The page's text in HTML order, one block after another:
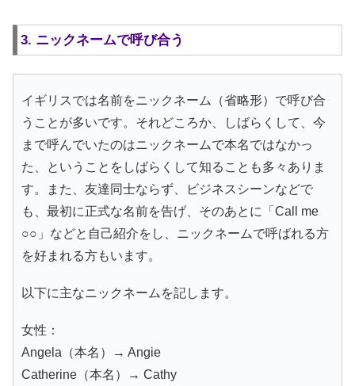
3. ニックネームで呼び合う
イギリスでは名前をニックネーム（省略形）で呼び合
うことが多いです。それどころか、しばらくして、今
まで呼んでいたのはニックネームで本名ではなかっ
た、ということをしばらくして知ることも多々ありま
す。また、友達同士ならず、ビジネスシーンなどで
も、最初に正式な名前を告げ、そのあとに「Call me
○○」などと自己紹介をし、ニックネームで呼ばれる方
を好まれる方もいます。
以下に主なニックネームを記します。
女性：
Angela（本名）→ Angie
Catherine（本名）→ Cathy